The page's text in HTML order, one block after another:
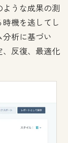
うな成果の測
機を逃してし
析に基づい
反復、最適化